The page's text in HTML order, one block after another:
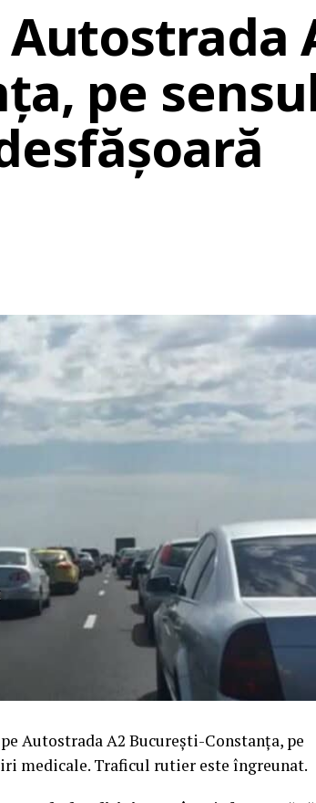
pe
Autostrada A2 București-Constanța, pe
medicale. Traficul rutier este îngreunat.